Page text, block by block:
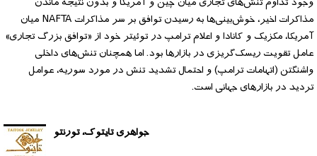
مذاکرات اخیر، خوش‌بینی‌ها به رسیدن توافق بر سر مذاکرات NAFTA میان
آمریکا، مکزیک و کانادا و اعلام ترامپ در توئیتر خود از «توافق بزرگ تجاری»
عامل تقویت ریسک‌گریزی در بازارها بود. اما همچنان تنش‌های داخلی
واشنگتن (اتهامات ترامپ) و احتمال تشدید تنش در مورد سوریه، عوامل
تردید در بازارهای جهانی است.
جواهری تایتوک، تورنتو